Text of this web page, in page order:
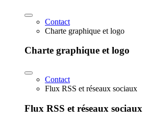
Contact
Charte graphique et logo
Charte graphique et logo
Contact
Flux RSS et réseaux sociaux
Flux RSS et réseaux sociaux